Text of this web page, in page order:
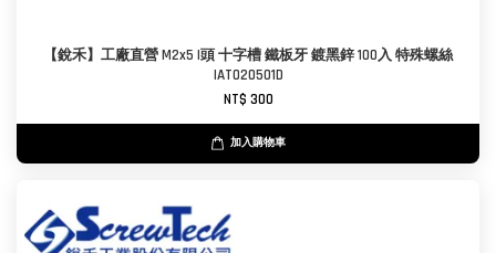
【銳禾】工廠直營 M2x5 I頭 十字槽 鐵板牙 鍍黑鋅 100入 特殊螺絲
IAT020501D
NT$ 300
加入購物車